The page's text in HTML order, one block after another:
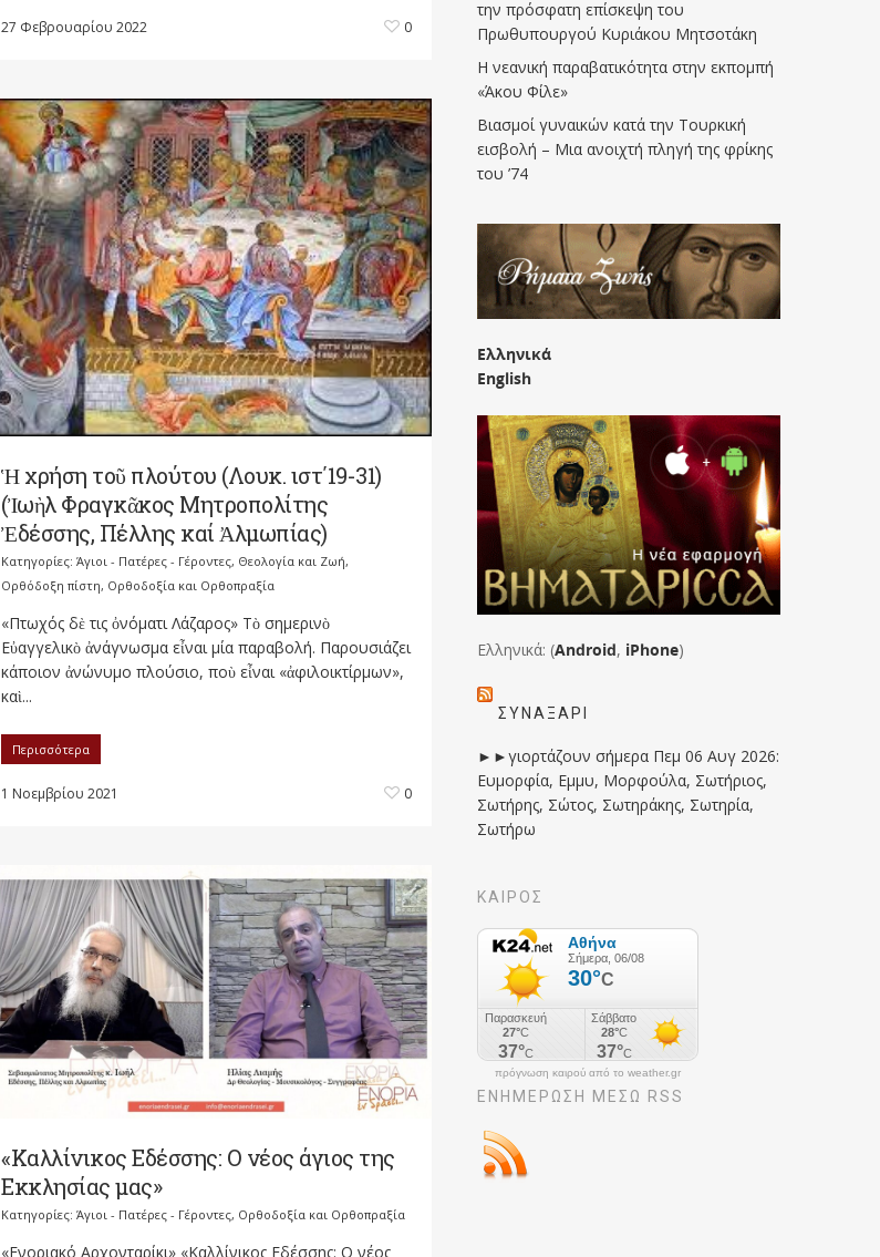
27 Φεβρουαρίου 2022 0
Ἡ χρήση τοῦ πλούτου (Λουκ. ιστ΄19-31)
(Ἰωὴλ Φραγκᾶκος Μητροπολίτης
Ἐδέσσης, Πέλλης καί Ἀλμωπίας)
Κατηγορίες: Άγιοι - Πατέρες - Γέροντες, Θεολογία και Ζωή,
Ορθόδοξη πίστη, Ορθοδοξία και Ορθοπραξία
«Πτωχός δὲ τις ὀνόματι Λάζαρος» Τὸ σημερινὸ
Εὐαγγελικὸ ἀνάγνωσμα εἶναι μία παραβολή. Παρουσιάζει
κάποιον ἀνώνυμο πλούσιο, ποὺ εἶναι «ἀφιλοικτίρμων»,
καὶ...
Περισσότερα
1 Νοεμβρίου 2021 0
«Καλλίνικος Εδέσσης: Ο νέος άγιος της
Εκκλησίας μας»
Κατηγορίες: Άγιοι - Πατέρες - Γέροντες, Ορθοδοξία και Ορθοπραξία
«Ενοριακό Αρχονταρίκι» «Καλλίνικος Εδέσσης: Ο νέος
την πρόσφατη επίσκεψη του
Πρωθυπουργού Κυριάκου Μητσοτάκη
Η νεανική παραβατικότητα στην εκπομπή
«Άκου Φίλε»
Βιασμοί γυναικών κατά την Τουρκική
εισβολή – Μια ανοιχτή πληγή της φρίκης
του ’74
Ελληνικά
English
Ελληνικά: (Android, iPhone)
ΣΥΝΑΞΆΡΙ
►►γιορτάζουν σήμερα Πεμ 06 Αυγ 2026:
Ευμορφία, Εμμυ, Μορφούλα, Σωτήριος,
Σωτήρης, Σώτος, Σωτηράκης, Σωτηρία,
Σωτήρω
ΚΑΙΡΟΣ
πρόγνωση καιρού από το weather.gr
ΕΝΗΜΈΡΩΣΉ ΜΕΣΩ RSS